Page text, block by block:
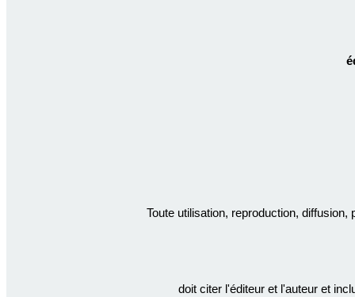
Toute utilisation, reproduction,
doit citer l'éditeur et l'auteur et